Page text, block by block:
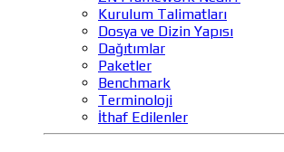
Kurulum Talimatları
Dosya ve Dizin Yapısı
Dağıtımlar
Paketler
Benchmark
Terminoloji
İthaf Edilenler